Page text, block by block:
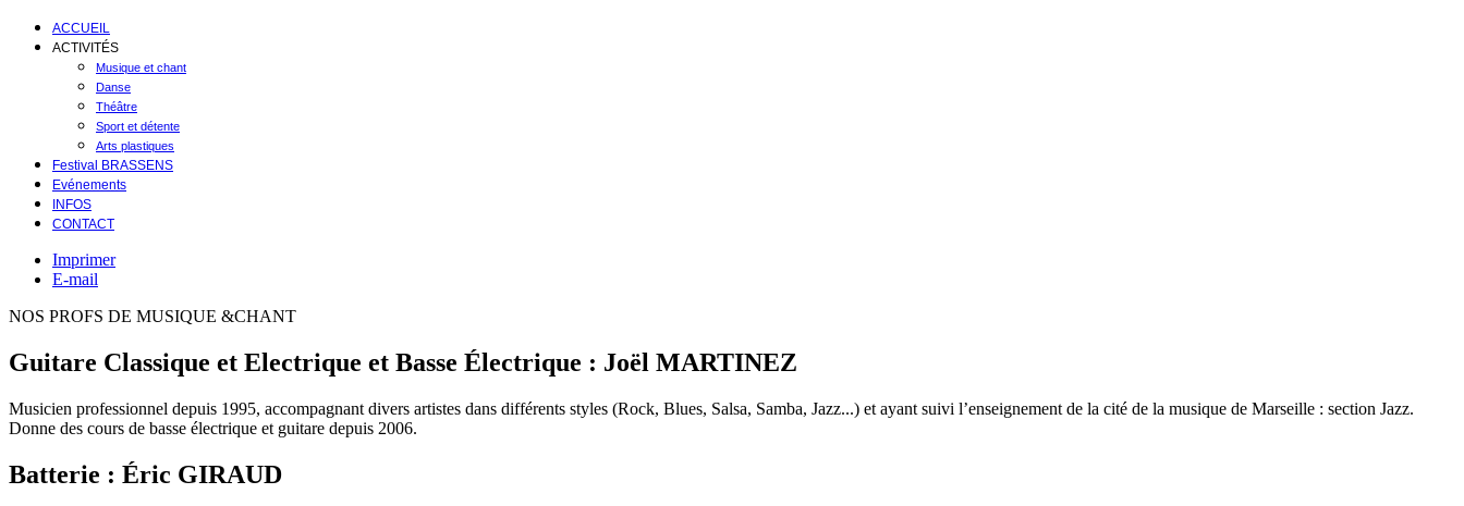
ACCUEIL
ACTIVITÉS
Musique et chant
Danse
Théâtre
Sport et détente
Arts plastiques
Festival BRASSENS
Evénements
INFOS
CONTACT
Imprimer
E-mail
NOS PROFS DE MUSIQUE &CHANT
Guitare Classique et Electrique et Basse Électrique : Joël MARTINEZ
Musicien professionnel depuis 1995, accompagnant divers artistes dans différents styles (Rock, Blues, Salsa, Samba, Jazz...) et ayant suivi l’enseignement de la cité de la musique de Marseille : section Jazz.
Donne des cours de basse électrique et guitare depuis 2006.
Batterie : Éric GIRAUD